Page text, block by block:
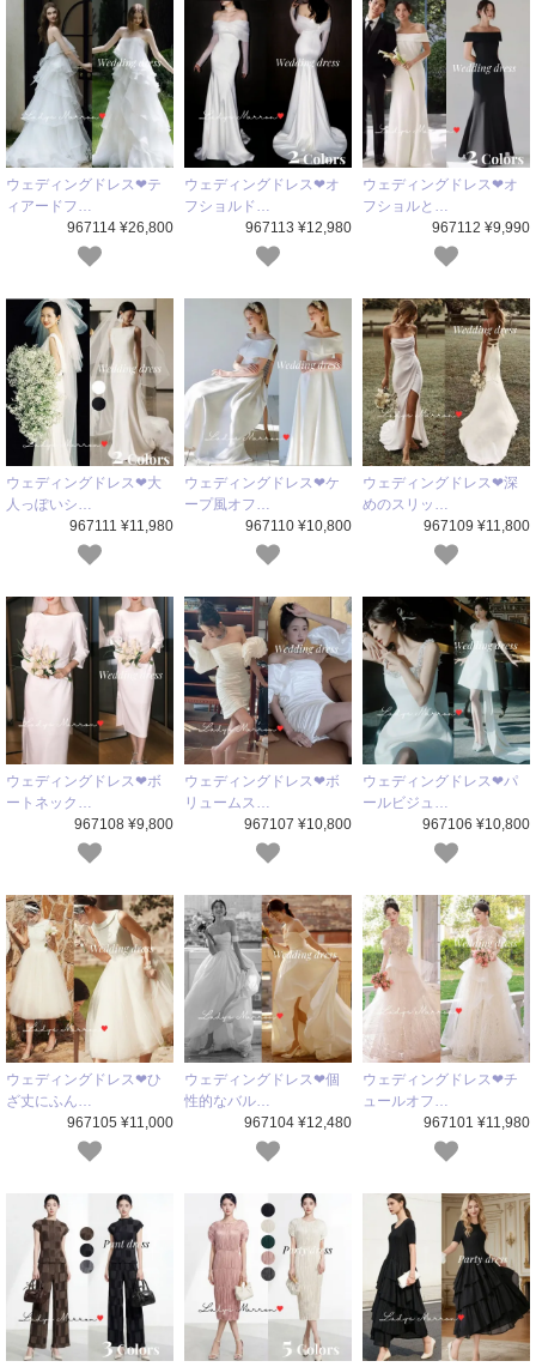
ウェディングドレス❤テ
ィアードフ…
967114 ¥26,800
ウェディングドレス❤オ
フショルド…
967113 ¥12,980
ウェディングドレス❤オ
フショルと…
967112 ¥9,990
ウェディングドレス❤大
人っぽいシ…
967111 ¥11,980
ウェディングドレス❤ケ
ープ風オフ…
967110 ¥10,800
ウェディングドレス❤深
めのスリッ…
967109 ¥11,800
ウェディングドレス❤ボ
ートネック…
967108 ¥9,800
ウェディングドレス❤ボ
リュームス…
967107 ¥10,800
ウェディングドレス❤パ
ールビジュ…
967106 ¥10,800
ウェディングドレス❤ひ
ざ丈にふん…
967105 ¥11,000
ウェディングドレス❤個
性的なバル…
967104 ¥12,480
ウェディングドレス❤チ
ュールオフ…
967101 ¥11,980